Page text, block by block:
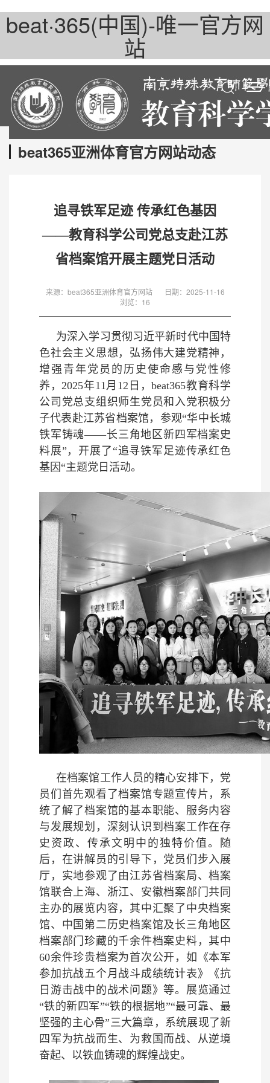
beat·365(中国)-唯一官方网
站
beat365亚洲体育官方网站动态
追寻铁军足迹 传承红色基因
——教育科学公司党总支赴江苏
省档案馆开展主题党日活动
来源：beat365亚洲体育官方网站
日期：2025-11-16
浏览： 16
为深入学习贯彻习近平新时代中国特
色社会主义思想，弘扬伟大建党精神，
增强青年党员的历史使命感与党性修
养，2025年11月12日，beat365教育科学
公司党总支组织师生党员和入党积极分
子代表赴江苏省档案馆，参观“华中长城
铁军铸魂——长三角地区新四军档案史
料展”，开展了“追寻铁军足迹传承红色
基因“主题党日活动。
在档案馆工作人员的精心安排下，党
员们首先观看了档案馆专题宣传片，系
统了解了档案馆的基本职能、服务内容
与发展规划，深刻认识到档案工作在存
史资政、传承文明中的独特价值。随
后，在讲解员的引导下，党员们步入展
厅，实地参观了由江苏省档案局、档案
馆联合上海、浙江、安徽档案部门共同
主办的展览内容，其中汇聚了中央档案
馆、中国第二历史档案馆及长三角地区
档案部门珍藏的千余件档案史料，其中
60余件珍贵档案为首次公开，如《本军
参加抗战五个月战斗成绩统计表》《抗
日游击战中的战术问题》等。展览通过
“铁的新四军”“铁的根据地”“最可靠、最
坚强的主心骨”三大篇章，系统展现了新
四军为抗战而生、为救国而战、从逆境
奋起、以铁血铸魂的辉煌战史。